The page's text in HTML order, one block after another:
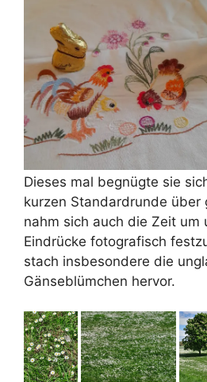
Dieses mal begnügte sie
kurzen Standardrunde über
nahm sich auch die Zeit um
Eindrücke fotografisch
stach insbesondere die
Gänseblümchen hervor.